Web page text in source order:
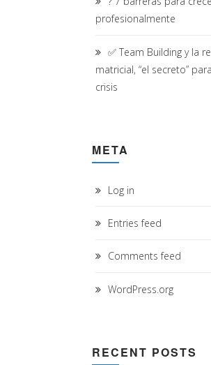
profesionalmente
✅ Team Building y la
matricial, “el secreto”
crisis
META
Log in
Entries feed
Comments feed
WordPress.org
RECENT POSTS